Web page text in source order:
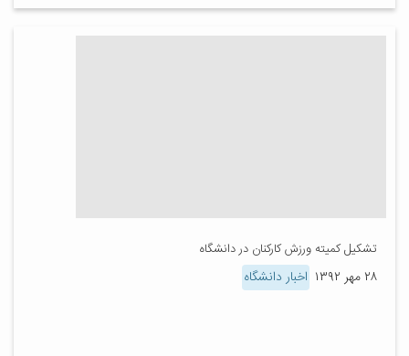
تشکیل کمیته ورزش کارکنان در دانشگاه
۲۸ مهر ۱۳۹۲ اخبار دانشگاه